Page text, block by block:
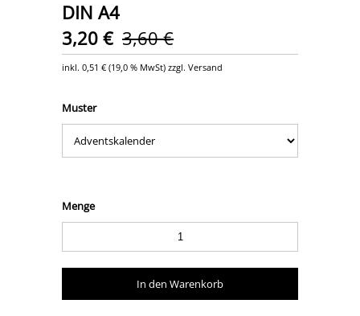
DIN A4
3,20 € 3,60 €
inkl.0,51 € (19,0 % MwSt) zzgl. Versand
Muster
Menge